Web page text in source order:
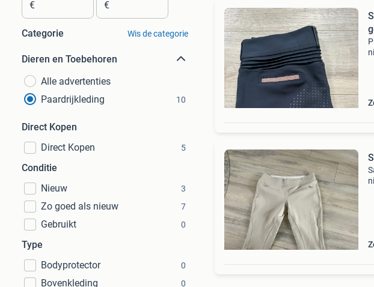
€ €
Categorie Wis de categorie
Dieren en Toebehoren
Alle advertenties
Paardrijkleding
10
Direct Kopen
Direct Kopen
5
Conditie
Nieuw
3
Zo goed als nieuw 7
Gebruikt 0
Type
Bodyprotector
0
Bovenkleding 0